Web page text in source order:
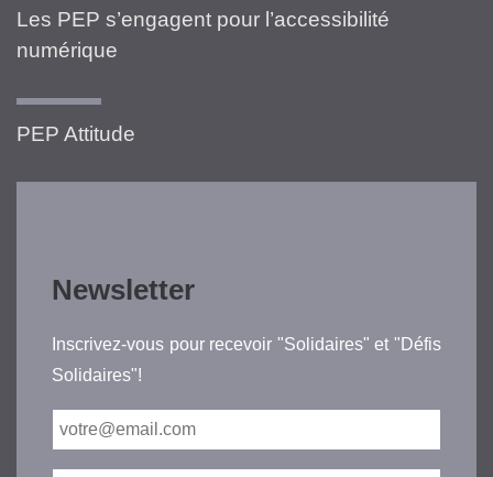
Les PEP s’engagent pour l’accessibilité
numérique
PEP Attitude
Newsletter
Inscrivez-vous pour recevoir "Solidaires" et "Défis
Solidaires"!